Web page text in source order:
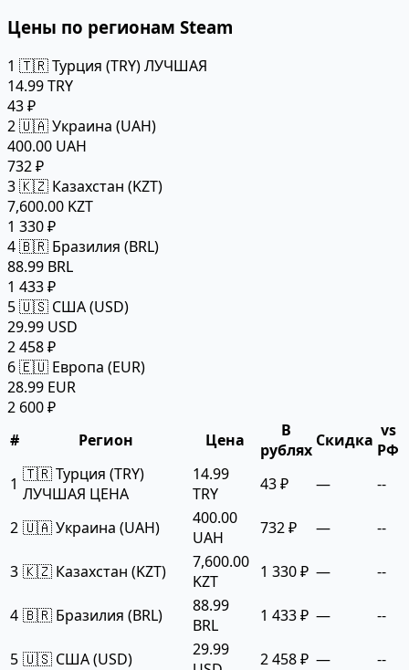
Цены по регионам Steam
1 🇹🇷 Турция (TRY)ЛУЧШАЯ
14.99 TRY
43 ₽
2🇺🇦 Украина (UAH)
400.00 UAH
732 ₽
3🇰🇿 Казахстан (KZT)
7,600.00 KZT
1 330 ₽
4🇧🇷 Бразилия (BRL)
88.99 BRL
1 433 ₽
5🇺🇸 США (USD)
29.99 USD
2 458 ₽
6🇪🇺 Европа (EUR)
28.99 EUR
2 600 ₽
#
Регион Цена
В
рублях Скидка vs
РФ
1 🇹🇷 Турция (TRY)
ЛУЧШАЯ ЦЕНА
14.99
TRY
43 ₽ — --
2 🇺🇦 Украина (UAH)
400.00
UAH
732 ₽ — --
3 🇰🇿 Казахстан (KZT)
7,600.00
KZT
1 330 ₽ — --
4 🇧🇷 Бразилия (BRL)
88.99
BRL
1 433 ₽ — --
5 🇺🇸 США (USD)
29.99
2 458 ₽ — --